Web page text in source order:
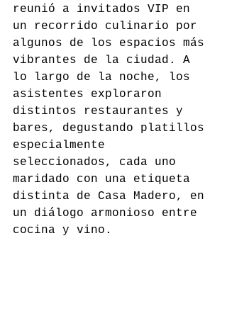
reunió a invitados VIP en
un recorrido culinario por
algunos de los espacios más
vibrantes de la ciudad. A
lo largo de la noche, los
asistentes exploraron
distintos restaurantes y
bares, degustando platillos
especialmente
seleccionados, cada uno
maridado con una etiqueta
distinta de Casa Madero, en
un diálogo armonioso entre
cocina y vino.